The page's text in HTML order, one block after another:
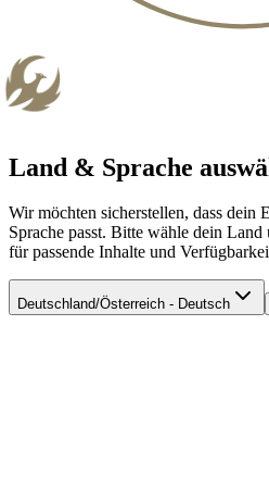
Land & Sprache
Wir möchten sicherstellen, dass dein
Sprache passt. Bitte wähle dein
für passende Inhalte und
Deutschland/Österreich - Deutsch